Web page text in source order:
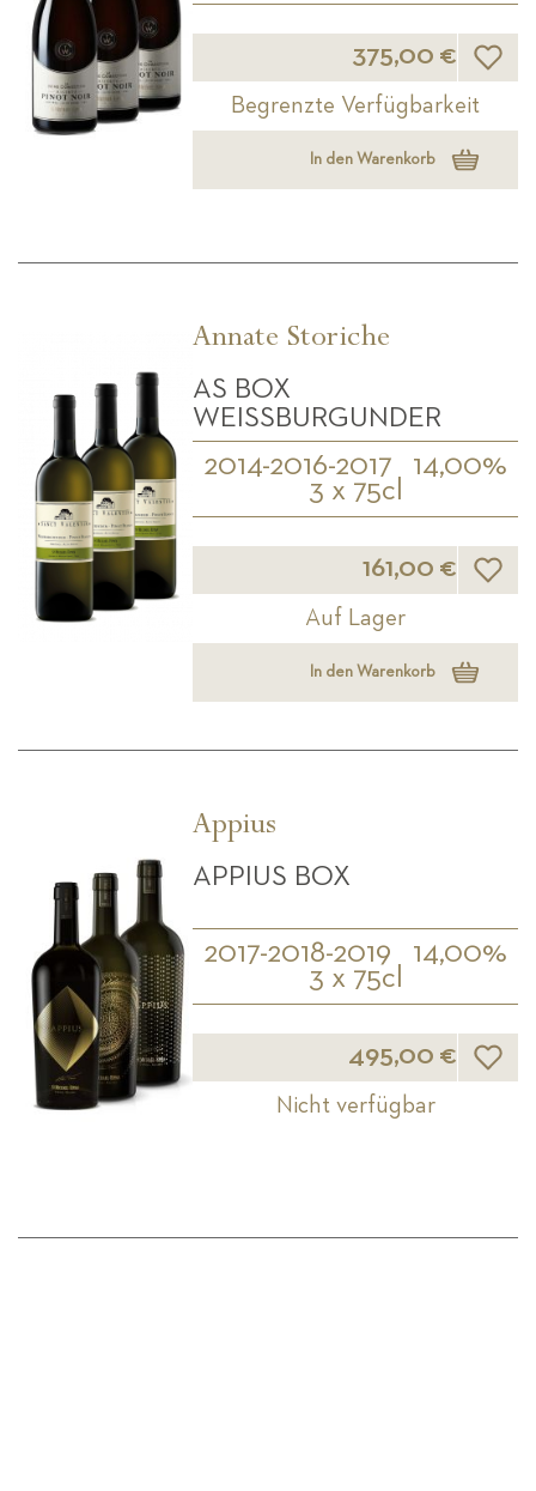
375,00 €
Begrenzte Verfügbarkeit
In den Warenkorb
Annate Storiche
AS BOX
WEISSBURGUNDER
2014-2016-2017
14,00%
3 x 75cl
161,00 €
Auf Lager
In den Warenkorb
Appius
APPIUS BOX
2017-2018-2019
14,00%
3 x 75cl
495,00 €
Nicht verfügbar